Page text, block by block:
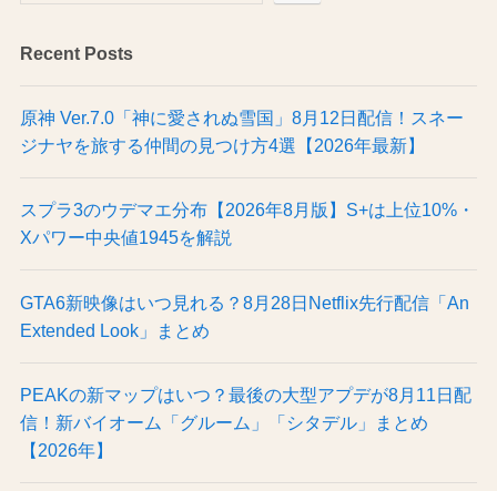
Recent Posts
原神 Ver.7.0「神に愛されぬ雪国」8月12日配信！スネー
ジナヤを旅する仲間の見つけ方4選【2026年最新】
スプラ3のウデマエ分布【2026年8月版】S+は上位10%・
Xパワー中央値1945を解説
GTA6新映像はいつ見れる？8月28日Netflix先行配信「An
Extended Look」まとめ
PEAKの新マップはいつ？最後の大型アプデが8月11日配
信！新バイオーム「グルーム」「シタデル」まとめ
【2026年】